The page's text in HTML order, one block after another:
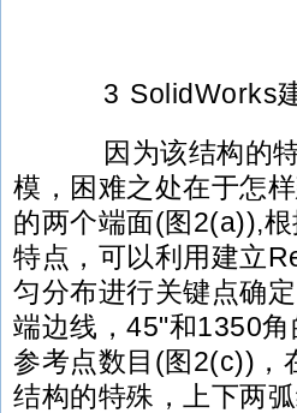
3 SolidWorks
因为该结构的特
模，困难之处在于怎
的两个端面(图2(a)),
特点，可以利用建立
匀分布进行关键点确
端边线，45"和1350
参考点数目(图2(c))，
结构的特殊，上下两